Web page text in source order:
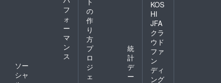
フ
ォ
ー
マ
ン
ス
ソー
シャ
の
作
り
方
プ
ロ
ジ
ェ
統
計
デ
ー
KOS
HI
JFA
クラ
ウド
ファ
ン
ディ
ング